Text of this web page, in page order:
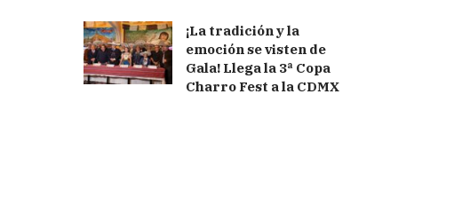
¡La tradición y la
emoción se visten de
Gala! Llega la 3ª Copa
Charro Fest a la CDMX